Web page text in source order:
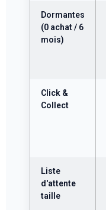
Dormantes
(0 achat / 6
mois)
Click &
Collect
Liste
d'attente
taille